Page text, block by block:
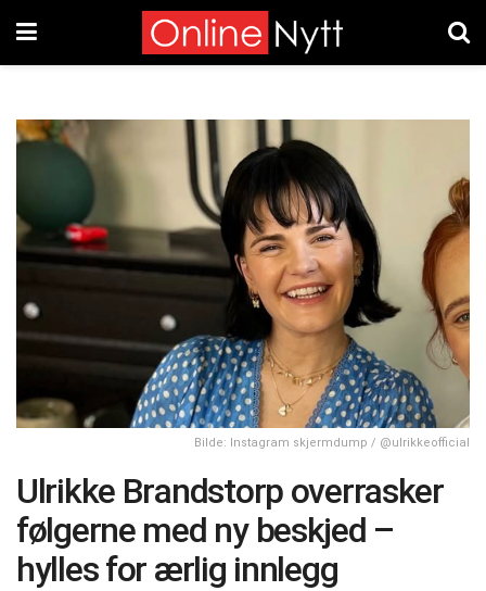
Bilde: Instagram skjermdump / @ulrikkeofficial
Ulrikke Brandstorp overrasker
følgerne med ny beskjed –
hylles for ærlig innlegg